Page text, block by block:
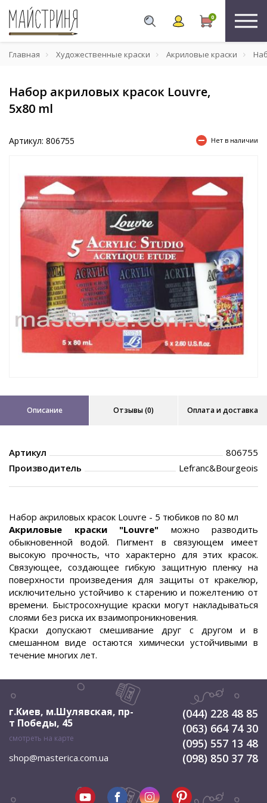
0
Главная Художественные краски Акриловые краски
Набор акриловых красок Louvre,
5x80 ml
Артикул: 806755 Нет в наличии
Описание Отзывы (0) Оплата и доставка
Артикул
806755
Производитель
Lefranc&Bourgeois
Набор акриловых красок Louvre - 5 тюбиков по 80 мл
Акриловые краски "Louvre" можно разводить
обыкновенной водой. Пигмент в связующем имеет
высокую прочность, что характерно для этих красок.
Связующее, создающее гибкую защитную пленку на
поверхности произведения для защиты от кракелюр,
исключительно устойчиво к старению и пожелтению от
времени. Быстросохнущие краски могут накладываться
слоями без риска их взаимопроникновения.
Краски допускают смешивание друг с другом и в
смешанном виде остаются химически устойчивыми в
течение многих лет.
г.Киев, м.Шулявская, пр-
т Победы, 45
смотреть на карте
shop@masterica.com.ua
(044) 228 48 85
(063) 664 74 30
(095) 557 13 48
(098) 850 37 78